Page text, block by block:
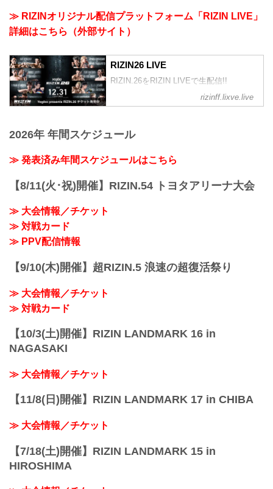
≫ RIZINオリジナル配信プラットフォーム「RIZIN LIVE」
詳細はこちら（外部サイト）
RIZIN26 LIVE
RIZIN.26をRIZIN LIVEで生配信!!
rizinff.lixve.live
2026年 年間スケジュール
≫ 発表済み年間スケジュールはこちら
【8/11(火･祝)開催】RIZIN.54 トヨタアリーナ大会
≫ 大会情報／チケット
≫ 対戦カード
≫ PPV配信情報
【9/10(木)開催】超RIZIN.5 浪速の超復活祭り
≫ 大会情報／チケット
≫ 対戦カード
【10/3(土)開催】RIZIN LANDMARK 16 in
NAGASAKI
≫ 大会情報／チケット
【11/8(日)開催】RIZIN LANDMARK 17 in CHIBA
≫ 大会情報／チケット
【7/18(土)開催】RIZIN LANDMARK 15 in
HIROSHIMA